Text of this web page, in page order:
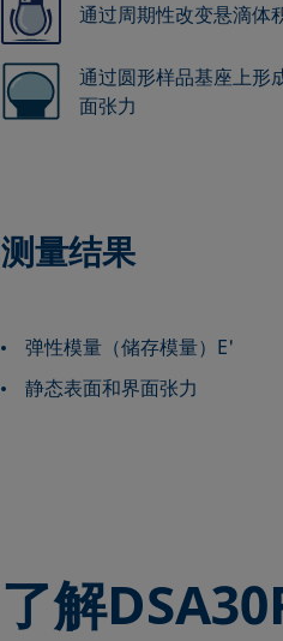
通过周期性改变悬滴体
通过圆形样品基座上形
面张力
测量结果
弹性模量（储存模量）E'
静态表面和界面张力
了解